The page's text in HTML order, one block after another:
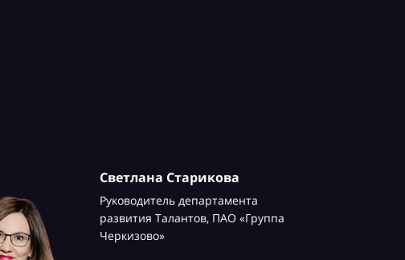
Светлана Старикова
Руководитель департамента
развития Талантов, ПАО «Группа
Черкизово»